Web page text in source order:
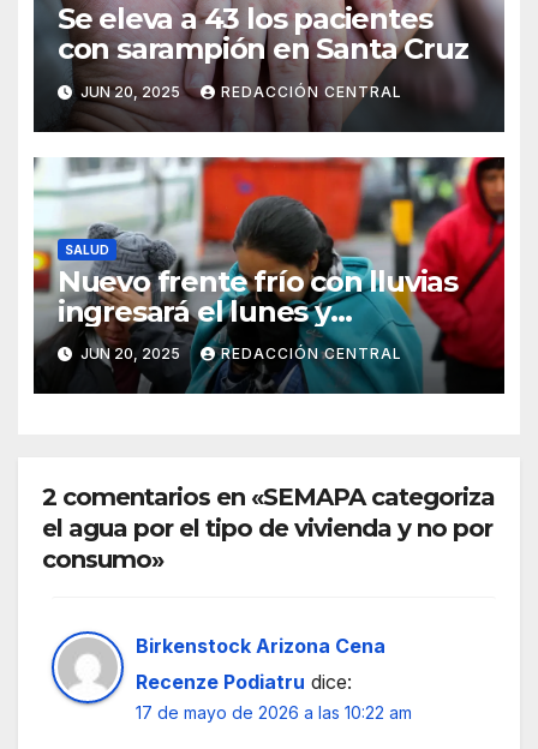
Se eleva a 43 los pacientes
con sarampión en Santa Cruz
JUN 20, 2025 REDACCIÓN CENTRAL
SALUD
Nuevo frente frío con lluvias
ingresará el lunes y
continuarán los vientos en el
altiplano y valles
JUN 20, 2025 REDACCIÓN CENTRAL
2 comentarios en «SEMAPA categoriza
el agua por el tipo de vivienda y no por
consumo»
Birkenstock Arizona Cena
Recenze Podiatru dice:
17 de mayo de 2026 a las 10:22 am